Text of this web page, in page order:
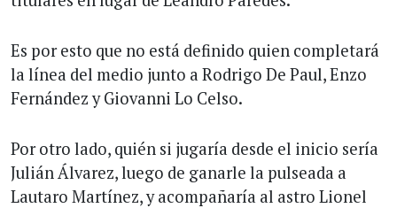
Es por esto que no está definido quien completará
la línea del medio junto a Rodrigo De Paul, Enzo
Fernández y Giovanni Lo Celso.
Por otro lado, quién si jugaría desde el inicio sería
Julián Álvarez, luego de ganarle la pulseada a
Lautaro Martínez, y acompañaría al astro Lionel